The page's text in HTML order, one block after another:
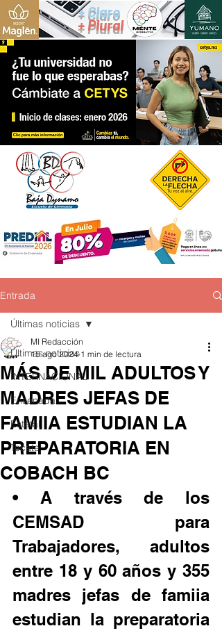
+ Claro
+ Plural
Entrada
Últimas noticias
INTERNACIONAL
Ensenada
Estatal
Tecate
Últimas noticias
MÁS DE MIL ADULTOS Y
MADRES JEFAS DE
FAMIIA ESTUDIAN LA
PREPARATORIA EN
COBACH BC
MI Redacción
15 ago 2024 1 min de lectura
• A través de los
CEMSAD para
Trabajadores, adultos
entre 18 y 60 años y 355
madres jefas de famiia
estudian la preparatoria